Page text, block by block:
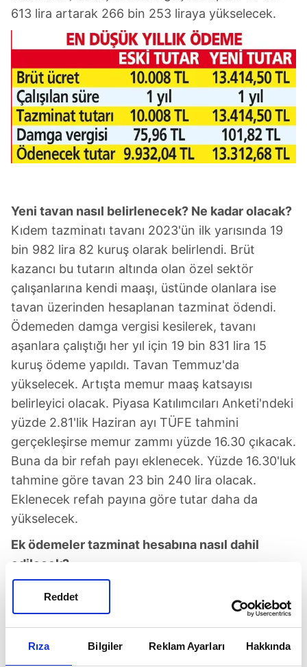
Rıza Bilgiler Reklam Ayarları Hakkında
Reddet
613 lira artarak 266 bin 253 liraya yükselecek.
Yeni tavan nasıl belirlenecek? Ne kadar olacak?
Kıdem tazminatı tavanı 2023'ün ilk yarısında 19
bin 982 lira 82 kuruş olarak belirlendi. Brüt
kazancı bu tutarın altında olan özel sektör
çalışanlarına kendi maaşı, üstünde olanlara ise
tavan üzerinden hesaplanan tazminat ödendi.
Ödemeden damga vergisi kesilerek, tavanı
aşanlara çalıştığı her yıl için 19 bin 831 lira 15
kuruş ödeme yapıldı. Tavan Temmuz'da
yükselecek. Artışta memur maaş katsayısı
belirleyici olacak. Piyasa Katılımcıları Anketi'ndeki
yüzde 2.81'lik Haziran ayı TÜFE tahmini
gerçekleşirse memur zammı yüzde 16.30 çıkacak.
Buna da bir refah payı eklenecek. Yüzde 16.30'luk
tahmine göre tavan 23 bin 240 lira olacak.
Eklenecek refah payına göre tutar daha da
yükselecek.
Ek ödemeler tazminat hesabına nasıl dahil
edilecek?
Kıdem tazminatları her yıl için son 30 günlük
giydirilmiş brüt ücret üzerinden hesaplanıyor.
Ancak buna yıl içinde alınan düzenli ödemeler de
dahil ediliyor. Bunlar arasında yemek, kıyafet